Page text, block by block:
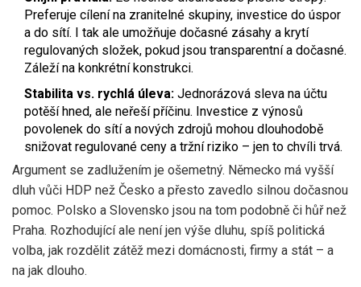
Preferuje cílení na zranitelné skupiny, investice do úspor
a do sítí. I tak ale umožňuje dočasné zásahy a krytí
regulovaných složek, pokud jsou transparentní a dočasné.
Záleží na konkrétní konstrukci.
Stabilita vs. rychlá úleva: Jednorázová sleva na účtu
potěší hned, ale neřeší příčinu. Investice z výnosů
povolenek do sítí a nových zdrojů mohou dlouhodobě
snižovat regulované ceny a tržní riziko – jen to chvíli trvá.
Argument se zadlužením je ošemetný. Německo má vyšší
dluh vůči HDP než Česko a přesto zavedlo silnou dočasnou
pomoc. Polsko a Slovensko jsou na tom podobně či hůř než
Praha. Rozhodující ale není jen výše dluhu, spíš politická
volba, jak rozdělit zátěž mezi domácnosti, firmy a stát – a
na jak dlouho.